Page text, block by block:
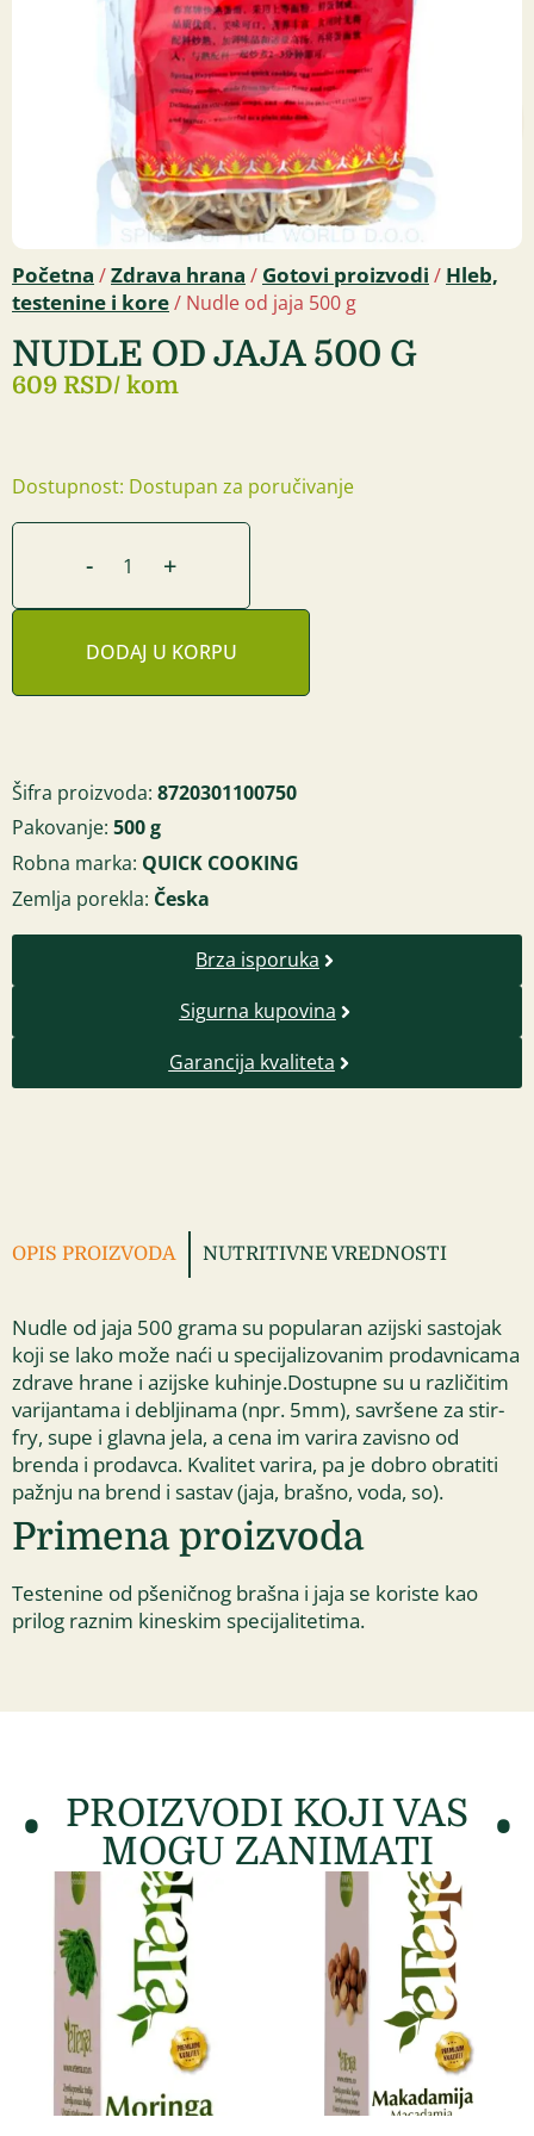
Početna /Zdrava hrana / Gotovi proizvodi / Hleb,
testenine i kore/ Nudle od jaja 500 g
NUDLE OD JAJA 500 G
609 RSD/ kom
Dostupnost: Dostupan za poručivanje
- +
DODAJ U KORPU
Šifra proizvoda: 8720301100750
Pakovanje: 500 g
Robna marka: QUICK COOKING
Zemlja porekla: Česka
Brza isporuka
Sigurna kupovina
Garancija kvaliteta
OPIS PROIZVODA NUTRITIVNE VREDNOSTI
Nudle od jaja 500 grama su popularan azijski sastojak
koji se lako može naći u specijalizovanim prodavnicama
zdrave hrane i azijske kuhinje.Dostupne su u različitim
varijantama i debljinama (npr. 5mm), savršene za stir-
fry, supe i glavna jela, a cena im varira zavisno od
brenda i prodavca. Kvalitet varira, pa je dobro obratiti
pažnju na brend i sastav (jaja, brašno, voda, so).
Primena proizvoda
Testenine od pšeničnog brašna i jaja se koriste kao
prilog raznim kineskim specijalitetima.
PROIZVODI KOJI VAS
MOGU ZANIMATI